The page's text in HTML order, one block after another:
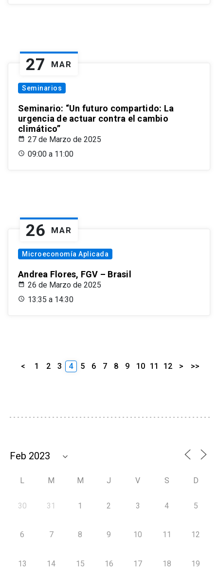
27 MAR
Seminarios
Seminario: “Un futuro compartido: La
urgencia de actuar contra el cambio
climático”
27 de Marzo de 2025
09:00 a 11:00
26 MAR
Microeconomía Aplicada
Andrea Flores, FGV – Brasil
26 de Marzo de 2025
13:35 a 14:30
< 1 2 3 4 5 6 7 8 9 10 11 12 > >>
L M M J V S D
30 31 1 2 3 4 5
6 7 8 9 10 11 12
13 14 15 16 17 18 19